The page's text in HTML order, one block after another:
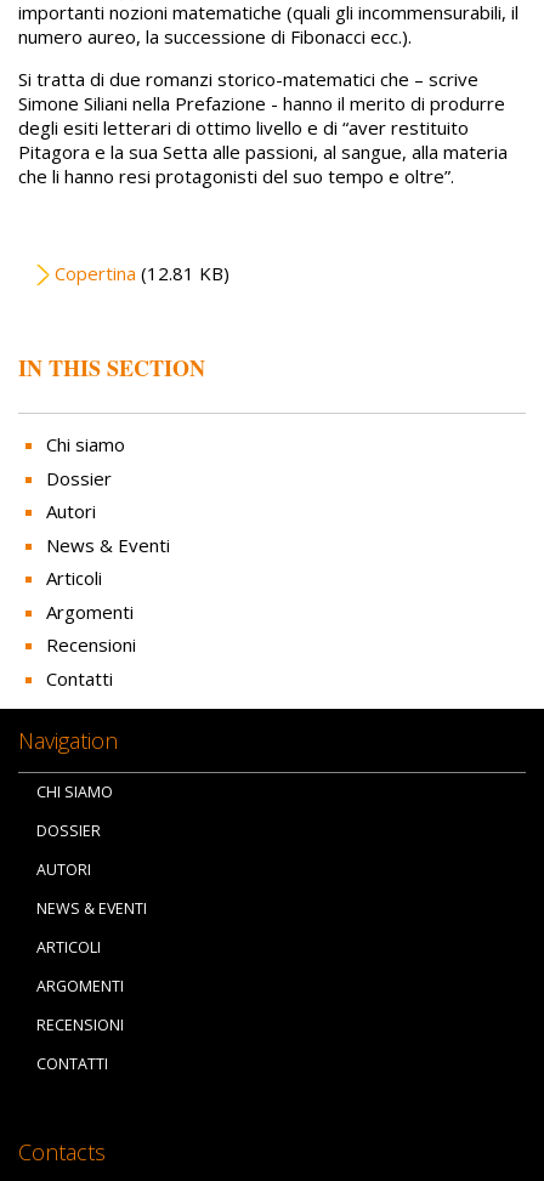
IN THIS SECTION
Chi siamo
Dossier
Autori
News & Eventi
Articoli
Argomenti
Recensioni
Contatti
importanti nozioni matematiche (quali gli incommensurabili, il
numero aureo, la successione di Fibonacci ecc.).
Si tratta di due romanzi storico-matematici che – scrive
Simone Siliani nella Prefazione - hanno il merito di produrre
degli esiti letterari di ottimo livello e di “aver restituito
Pitagora e la sua Setta alle passioni, al sangue, alla materia
che li hanno resi protagonisti del suo tempo e oltre”.
File
Copertina (12.81 KB)
Navigation
CHI SIAMO
DOSSIER
AUTORI
NEWS & EVENTI
ARTICOLI
ARGOMENTI
RECENSIONI
CONTATTI
Contacts